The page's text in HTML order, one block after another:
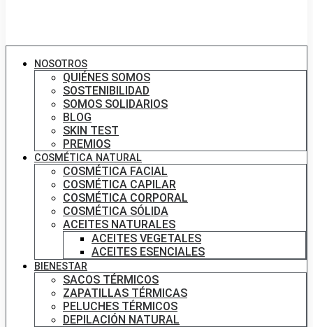
NOSOTROS
QUIÉNES SOMOS
SOSTENIBILIDAD
SOMOS SOLIDARIOS
BLOG
SKIN TEST
PREMIOS
COSMÉTICA NATURAL
COSMÉTICA FACIAL
COSMÉTICA CAPILAR
COSMÉTICA CORPORAL
COSMÉTICA SÓLIDA
ACEITES NATURALES
ACEITES VEGETALES
ACEITES ESENCIALES
BIENESTAR
SACOS TÉRMICOS
ZAPATILLAS TÉRMICAS
PELUCHES TÉRMICOS
DEPILACIÓN NATURAL